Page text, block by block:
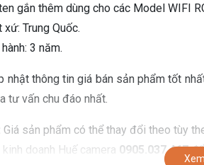
gắn thêm dùng cho các Model WIFI
xứ: Trung Quốc.
3 năm.
nhật thông tin giá bán sản phẩm tốt
tư vấn chu đáo nhất.
Giá sản phẩm có thể thay đổi theo tùy
doanh Huế camera 0905.037.467để